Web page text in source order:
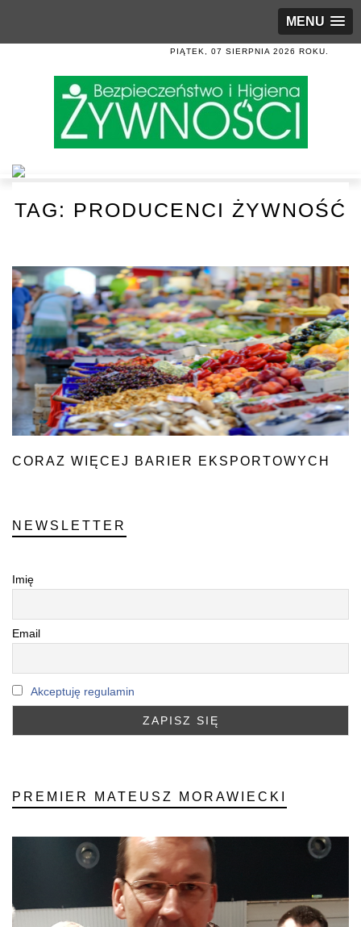
MENU
PIĄTEK, 07 SIERPNIA 2026 ROKU.
TAG: PRODUCENCI ŻYWNOŚĆ
CORAZ WIĘCEJ BARIER EKSPORTOWYCH
NEWSLETTER
Imię
Email
Akceptuję regulamin
PREMIER MATEUSZ MORAWIECKI